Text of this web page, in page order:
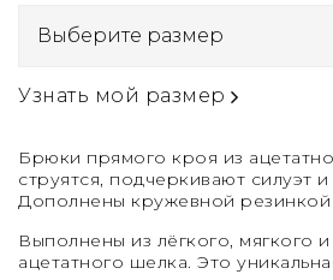
Узнать мой размер
Брюки прямого кроя из
струятся, подчеркивают силуэт
Дополнены кружевной резинкой
Выполнены из лёгкого, мягкого
ацетатного шелка. Это